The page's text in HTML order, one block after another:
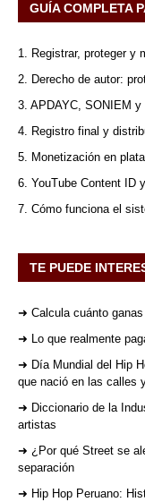
GUÍA COMPLETA
1. Registrar, proteger y
2. Derecho de autor:
3. APDAYC, SONIEM
4. Registro final y
5. Monetización en
6. YouTube Content ID
7. Cómo funciona el
TE PUEDE
➜ Calcula cuánto
➜ Lo que realmente
➜ Día Mundial del Hip
que nació en las calles
➜ Diccionario de la
artistas
➜ ¿Por qué Street se
separación
➜ Hip Hop Peruano: